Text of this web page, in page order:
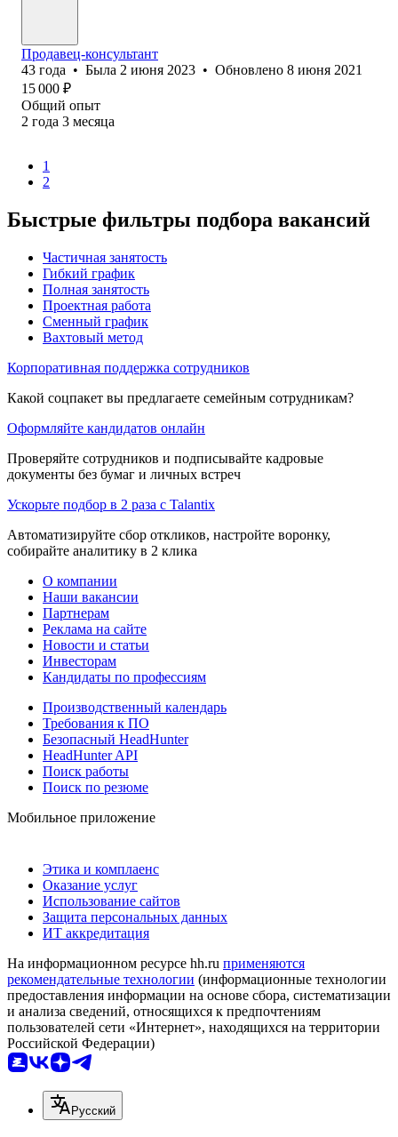
Продавец-консультант
43 года • Была 2 июня 2023 • Обновлено 8 июня 2021
15 000 ₽
Общий опыт
2 года 3 месяца
1
2
Быстрые фильтры подбора вакансий
Частичная занятость
Гибкий график
Полная занятость
Проектная работа
Сменный график
Вахтовый метод
Корпоративная поддержка сотрудников
Какой соцпакет вы предлагаете семейным сотрудникам?
Оформляйте кандидатов онлайн
Проверяйте сотрудников и подписывайте кадровые
документы без бумаг и личных встреч
Ускорьте подбор в 2 раза с Talantix
Автоматизируйте сбор откликов, настройте воронку,
собирайте аналитику в 2 клика
О компании
Наши вакансии
Партнерам
Реклама на сайте
Новости и статьи
Инвесторам
Кандидаты по профессиям
Производственный календарь
Требования к ПО
Безопасный HeadHunter
HeadHunter API
Поиск работы
Поиск по резюме
Мобильное приложение
Этика и комплаенс
Оказание услуг
Использование сайтов
Защита персональных данных
ИТ аккредитация
На информационном ресурсе hh.ru применяются
рекомендательные технологии (информационные технологии
предоставления информации на основе сбора, систематизации
и анализа сведений, относящихся к предпочтениям
пользователей сети «Интернет», находящихся на территории
Российской Федерации)
Русский